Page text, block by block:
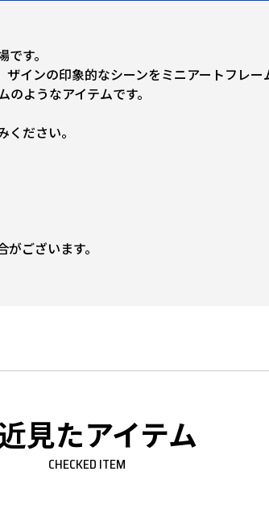
す。
インの印象的なシーンをミニアートフレー
ようなアイテムです。
ださい。
ございます。
見たアイテム
CHECKED ITEM